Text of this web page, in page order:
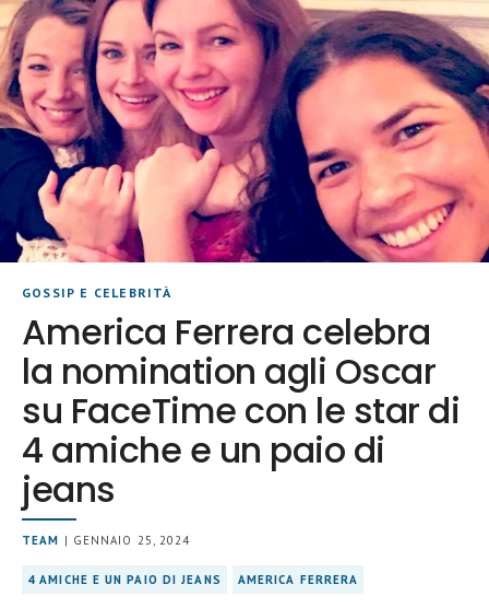
GOSSIP E CELEBRITÀ
America Ferrera celebra
la nomination agli Oscar
su FaceTime con le star di
4 amiche e un paio di
jeans
TEAM | GENNAIO 25, 2024
4 AMICHE E UN PAIO DI JEANS AMERICA FERRERA